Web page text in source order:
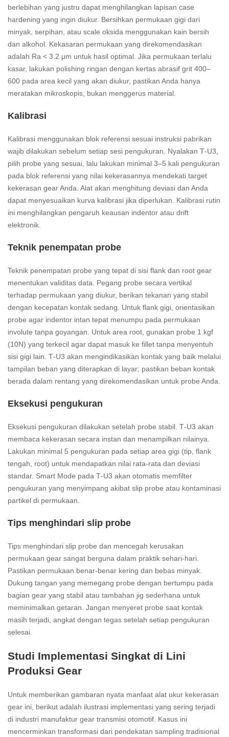
berlebihan yang justru dapat menghilangkan lapisan case
hardening yang ingin diukur. Bersihkan permukaan gigi dari
minyak, serpihan, atau scale oksida menggunakan kain bersih
dan alkohol. Kekasaran permukaan yang direkomendasikan
adalah Ra < 3.2 μm untuk hasil optimal. Jika permukaan terlalu
kasar, lakukan polishing ringan dengan kertas abrasif grit 400–
600 pada area kecil yang akan diukur, pastikan Anda hanya
meratakan mikroskopis, bukan menggerus material.
Kalibrasi
Kalibrasi menggunakan blok referensi sesuai instruksi pabrikan
wajib dilakukan sebelum setiap sesi pengukuran. Nyalakan T‑U3,
pilih probe yang sesuai, lalu lakukan minimal 3–5 kali pengukuran
pada blok referensi yang nilai kekerasannya mendekati target
kekerasan gear Anda. Alat akan menghitung deviasi dan Anda
dapat menyesuaikan kurva kalibrasi jika diperlukan. Kalibrasi rutin
ini menghilangkan pengaruh keausan indentor atau drift
elektronik.
Teknik penempatan probe
Teknik penempatan probe yang tepat di sisi flank dan root gear
menentukan validitas data. Pegang probe secara vertikal
terhadap permukaan yang diukur, berikan tekanan yang stabil
dengan kecepatan kontak sedang. Untuk flank gigi, orientasikan
probe agar indentor intan tepat menumpu pada permukaan
involute tanpa goyangan. Untuk area root, gunakan probe 1 kgf
(10N) yang terkecil agar dapat masuk ke fillet tanpa menyentuh
sisi gigi lain. T‑U3 akan mengindikasikan kontak yang baik melalui
tampilan beban yang diterapkan di layar; pastikan beban kontak
berada dalam rentang yang direkomendasikan untuk probe Anda.
Eksekusi pengukuran
Eksekusi pengukuran dilakukan setelah probe stabil. T‑U3 akan
membaca kekerasan secara instan dan menampilkan nilainya.
Lakukan minimal 5 pengukuran pada setiap area gigi (tip, flank
tengah, root) untuk mendapatkan nilai rata‑rata dan deviasi
standar. Smart Mode pada T‑U3 akan otomatis memfilter
pengukuran yang menyimpang akibat slip probe atau kontaminasi
partikel di permukaan.
Tips menghindari slip probe
Tips menghindari slip probe dan mencegah kerusakan
permukaan gear sangat berguna dalam praktik sehari‑hari.
Pastikan permukaan benar‑benar kering dan bebas minyak.
Dukung tangan yang memegang probe dengan bertumpu pada
bagian gear yang stabil atau tambahan jig sederhana untuk
meminimalkan getaran. Jangan menyeret probe saat kontak
masih terjadi, angkat dengan tegas setelah setiap pengukuran
selesai.
Studi Implementasi Singkat di Lini
Produksi Gear
Untuk memberikan gambaran nyata manfaat alat ukur kekerasan
gear ini, berikut adalah ilustrasi implementasi yang sering terjadi
di industri manufaktur gear transmisi otomotif. Kasus ini
mencerminkan transformasi dari pendekatan sampling tradisional